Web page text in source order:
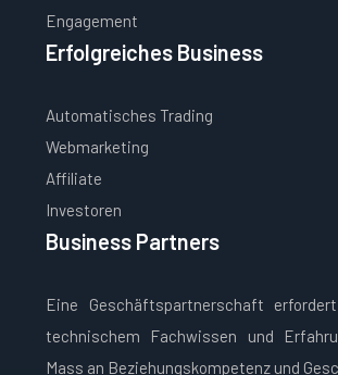
Engagement
Erfolgreiches Business
Automatisches Trading
Webmarketing
Affiliate
Investoren
Business Partners
Eine Geschäftspartnerschaft
technischem Fachwissen und
Mass an Beziehungskompetenz und